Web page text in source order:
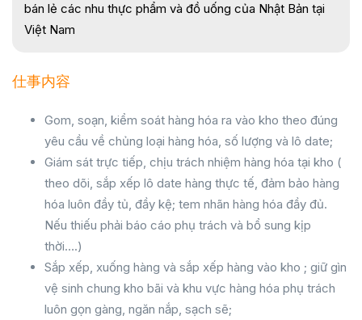
bán lẻ các nhu thực phẩm và đồ uống của Nhật Bản tại
Việt Nam
仕事内容
Gom, soạn, kiểm soát hàng hóa ra vào kho theo đúng
yêu cầu về chủng loại hàng hóa, số lượng và lô date;
Giám sát trực tiếp, chịu trách nhiệm hàng hóa tại kho (
theo dõi, sắp xếp lô date hàng thực tế, đảm bảo hàng
hóa luôn đầy tủ, đầy kệ; tem nhãn hàng hóa đầy đủ.
Nếu thiếu phải báo cáo phụ trách và bổ sung kịp
thời….)
Sắp xếp, xuống hàng và sắp xếp hàng vào kho ; giữ gìn
vệ sinh chung kho bãi và khu vực hàng hóa phụ trách
luôn gọn gàng, ngăn nắp, sạch sẽ;